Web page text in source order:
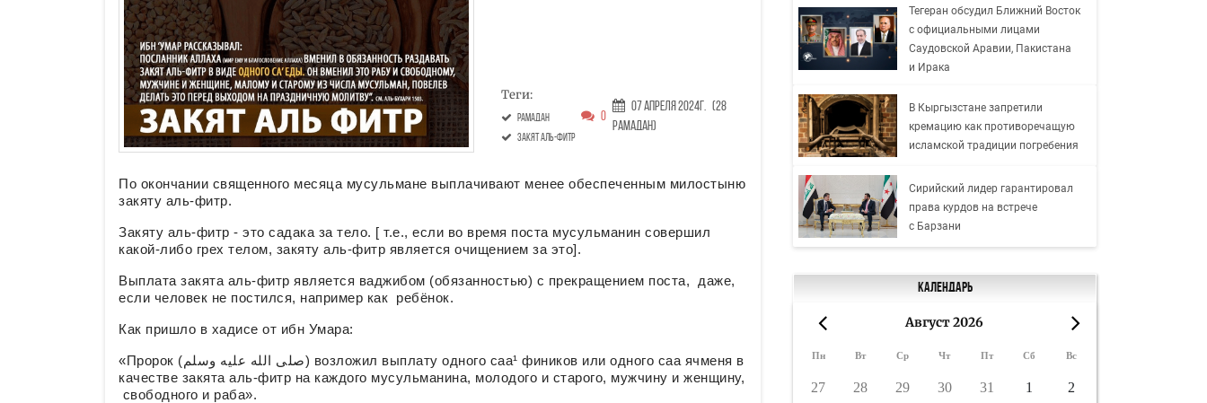
Теги:
рамадан
закят аль-фитр
0
07 Апреля 2024г. (28
Рамадан)
По окончании священного месяца мусульмане выплачивают менее обеспеченным милостыню
закяту аль-фитр.
Закяту аль-фитр - это садака за тело. [ т.е., если во время поста мусульманин совершил
какой-либо грех телом, закяту аль-фитр является очищением за это].
Выплата закята аль-фитр является ваджибом (обязанностью) с прекращением поста, даже,
если человек не постился, например как ребёнок.
Как пришло в хадисе от ибн Умара:
«Пророк (صلى الله عليه وسلم) возложил выплату одного саа¹ фиников или одного саа ячменя в
качестве закята аль-фитр на каждого мусульманина, молодого и старого, мужчину и женщину,
свободного и раба».
Тегеран обсудил Ближний Восток
с официальными лицами
Саудовской Аравии, Пакистана
и Ирака
В Кыргызстане запретили
кремацию как противоречащую
исламской традиции погребения
Сирийский лидер гарантировал
права курдов на встрече
с Барзани
Календарь
Август 2026
Пн Вт Ср Чт Пт Сб Вс
27 28 29 30 31 1 2